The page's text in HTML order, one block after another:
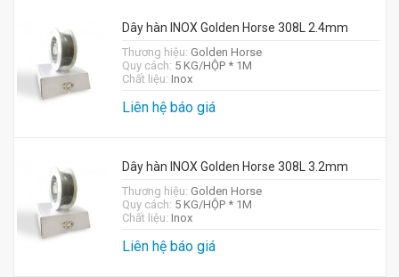
Dây hàn INOX Golden Horse 308L 2.4mm
Thương hiệu: Golden Horse
Quy cách: 5 KG/HỘP * 1M
Chất liệu: Inox
Liên hệ báo giá
Dây hàn INOX Golden Horse 308L 3.2mm
Thương hiệu: Golden Horse
Quy cách: 5 KG/HỘP * 1M
Chất liệu: Inox
Liên hệ báo giá